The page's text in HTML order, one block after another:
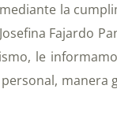
la
Fajardo
le
manera